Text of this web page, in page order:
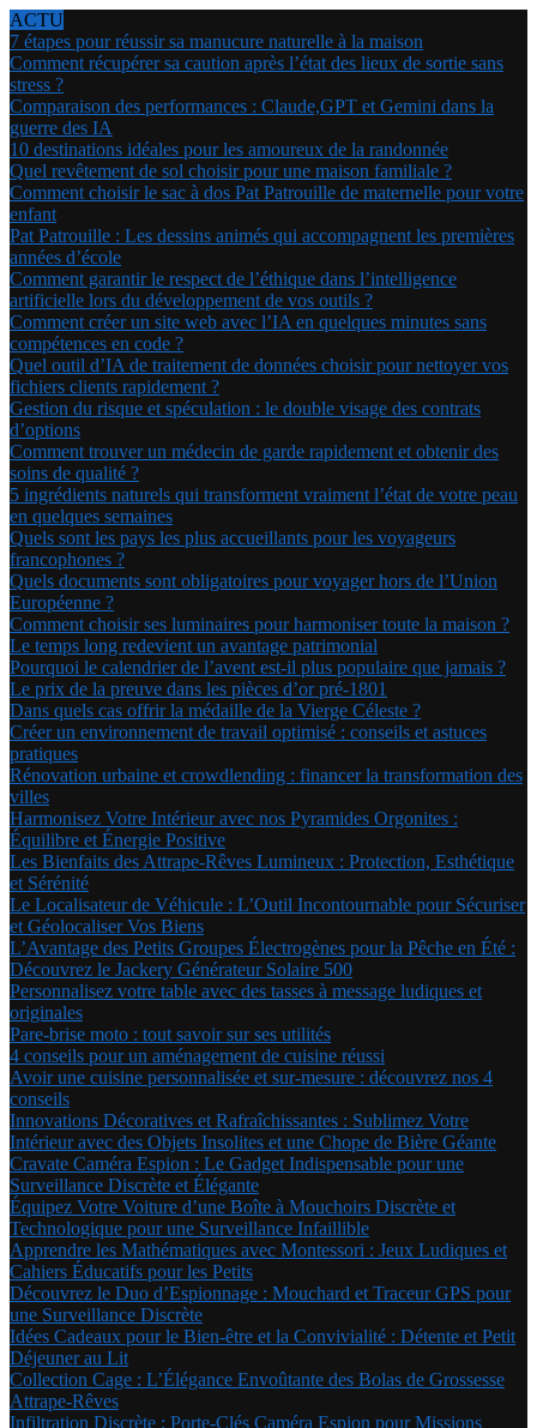
ACTU
7 étapes pour réussir sa manucure naturelle à la maison
Comment récupérer sa caution après l’état des lieux de sortie sans
stress ?
Comparaison des performances : Claude,GPT et Gemini dans la
guerre des IA
10 destinations idéales pour les amoureux de la randonnée
Quel revêtement de sol choisir pour une maison familiale ?
Comment choisir le sac à dos Pat Patrouille de maternelle pour votre
enfant
Pat Patrouille : Les dessins animés qui accompagnent les premières
années d’école
Comment garantir le respect de l’éthique dans l’intelligence
artificielle lors du développement de vos outils ?
Comment créer un site web avec l’IA en quelques minutes sans
compétences en code ?
Quel outil d’IA de traitement de données choisir pour nettoyer vos
fichiers clients rapidement ?
Gestion du risque et spéculation : le double visage des contrats
d’options
Comment trouver un médecin de garde rapidement et obtenir des
soins de qualité ?
5 ingrédients naturels qui transforment vraiment l’état de votre peau
en quelques semaines
Quels sont les pays les plus accueillants pour les voyageurs
francophones ?
Quels documents sont obligatoires pour voyager hors de l’Union
Européenne ?
Comment choisir ses luminaires pour harmoniser toute la maison ?
Le temps long redevient un avantage patrimonial
Pourquoi le calendrier de l’avent est-il plus populaire que jamais ?
Le prix de la preuve dans les pièces d’or pré-1801
Dans quels cas offrir la médaille de la Vierge Céleste ?
Créer un environnement de travail optimisé : conseils et astuces
pratiques
Rénovation urbaine et crowdlending : financer la transformation des
villes
Harmonisez Votre Intérieur avec nos Pyramides Orgonites :
Équilibre et Énergie Positive
Les Bienfaits des Attrape-Rêves Lumineux : Protection, Esthétique
et Sérénité
Le Localisateur de Véhicule : L’Outil Incontournable pour Sécuriser
et Géolocaliser Vos Biens
L’Avantage des Petits Groupes Électrogènes pour la Pêche en Été :
Découvrez le Jackery Générateur Solaire 500
Personnalisez votre table avec des tasses à message ludiques et
originales
Pare-brise moto : tout savoir sur ses utilités
4 conseils pour un aménagement de cuisine réussi
Avoir une cuisine personnalisée et sur-mesure : découvrez nos 4
conseils
Innovations Décoratives et Rafraîchissantes : Sublimez Votre
Intérieur avec des Objets Insolites et une Chope de Bière Géante
Cravate Caméra Espion : Le Gadget Indispensable pour une
Surveillance Discrète et Élégante
Équipez Votre Voiture d’une Boîte à Mouchoirs Discrète et
Technologique pour une Surveillance Infaillible
Apprendre les Mathématiques avec Montessori : Jeux Ludiques et
Cahiers Éducatifs pour les Petits
Découvrez le Duo d’Espionnage : Mouchard et Traceur GPS pour
une Surveillance Discrète
Idées Cadeaux pour le Bien-être et la Convivialité : Détente et Petit
Déjeuner au Lit
Collection Cage : L’Élégance Envoûtante des Bolas de Grossesse
Attrape-Rêves
Infiltration Discrète : Porte-Clés Caméra Espion pour Missions